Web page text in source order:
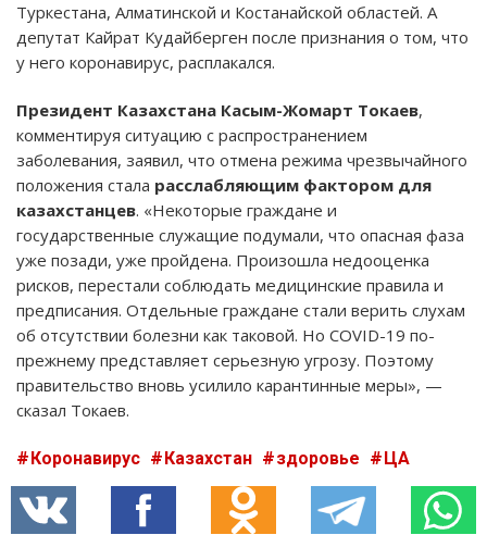
Туркестана, Алматинской и Костанайской областей. А
депутат Кайрат Кудайберген после признания о том, что
у него коронавирус, расплакался.
Президент Казахстана Касым-Жомарт Токаев,
комментируя ситуацию с распространением
заболевания, заявил, что отмена режима чрезвычайного
положения стала расслабляющим фактором для
казахстанцев. «Некоторые граждане и
государственные служащие подумали, что опасная фаза
уже позади, уже пройдена. Произошла недооценка
рисков, перестали соблюдать медицинские правила и
предписания. Отдельные граждане стали верить слухам
об отсутствии болезни как таковой. Но COVID-19 по-
прежнему представляет серьезную угрозу. Поэтому
правительство вновь усилило карантинные меры», —
сказал Токаев.
Коронавирус Казахстан здоровье ЦА